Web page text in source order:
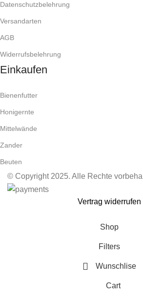
Datenschutzbelehrung
Versandarten
AGB
Widerrufsbelehrung
Einkaufen
Bienenfutter
Honigernte
Mittelwände
Zander
Beuten
© Copyright 2025. Alle Rechte
Vertrag widerrufen
Shop
Filters
Wunschlise
Cart